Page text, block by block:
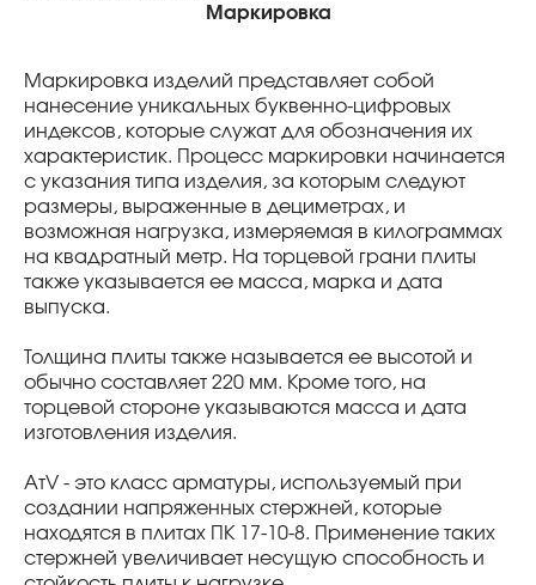
Маркировка
Маркировка изделий представляет собой
нанесение уникальных буквенно-цифровых
индексов, которые служат для обозначения их
характеристик. Процесс маркировки начинается
с указания типа изделия, за которым следуют
размеры, выраженные в дециметрах, и
возможная нагрузка, измеряемая в килограммах
на квадратный метр. На торцевой грани плиты
также указывается ее масса, марка и дата
выпуска.
Толщина плиты также называется ее высотой и
обычно составляет 220 мм. Кроме того, на
торцевой стороне указываются масса и дата
изготовления изделия.
AтV - это класс арматуры, используемый при
создании напряженных стержней, которые
находятся в плитах ПК 17-10-8. Применение таких
стержней увеличивает несущую способность и